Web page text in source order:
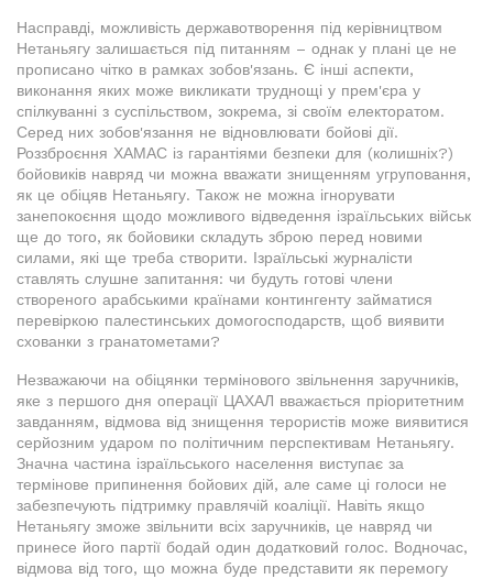
Насправді, можливість державотворення під керівництвом
Нетаньягу залишається під питанням – однак у плані це не
прописано чітко в рамках зобов'язань. Є інші аспекти,
виконання яких може викликати труднощі у прем'єра у
спілкуванні з суспільством, зокрема, зі своїм електоратом.
Серед них зобов'язання не відновлювати бойові дії.
Роззброєння ХАМАС із гарантіями безпеки для (колишніх?)
бойовиків навряд чи можна вважати знищенням угруповання,
як це обіцяв Нетаньягу. Також не можна ігнорувати
занепокоєння щодо можливого відведення ізраїльських військ
ще до того, як бойовики складуть зброю перед новими
силами, які ще треба створити. Ізраїльські журналісти
ставлять слушне запитання: чи будуть готові члени
створеного арабськими країнами контингенту займатися
перевіркою палестинських домогосподарств, щоб виявити
схованки з гранатометами?
Незважаючи на обіцянки термінового звільнення заручників,
яке з першого дня операції ЦАХАЛ вважається пріоритетним
завданням, відмова від знищення терористів може виявитися
серйозним ударом по політичним перспективам Нетаньягу.
Значна частина ізраїльського населення виступає за
термінове припинення бойових дій, але саме ці голоси не
забезпечують підтримку правлячій коаліції. Навіть якщо
Нетаньягу зможе звільнити всіх заручників, це навряд чи
принесе його партії бодай один додатковий голос. Водночас,
відмова від того, що можна буде представити як перемогу